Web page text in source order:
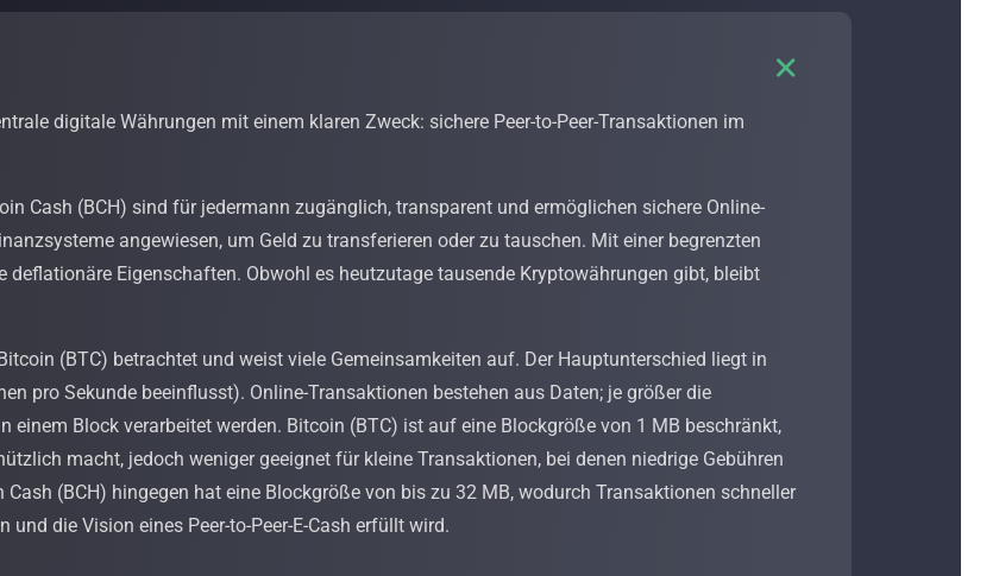

digitale Währungen mit einem klaren Zweck: sichere Peer-to-Peer-Transaktionen im
Cash (BCH) sind für jedermann zugänglich, transparent und ermöglichen sichere Online-
angewiesen, um Geld zu transferieren oder zu tauschen. Mit einer begrenzten
Eigenschaften. Obwohl es heutzutage tausende Kryptowährungen gibt, bleibt
(BTC) betrachtet und weist viele Gemeinsamkeiten auf. Der Hauptunterschied liegt in
pro Sekunde beeinflusst). Online-Transaktionen bestehen aus Daten; je größer die
einem Block verarbeitet werden. Bitcoin (BTC) ist auf eine Blockgröße von 1 MB beschränkt,
macht, jedoch weniger geeignet für kleine Transaktionen, bei denen niedrige Gebühren
(BCH) hingegen hat eine Blockgröße von bis zu 32 MB, wodurch Transaktionen schneller
die Vision eines Peer-to-Peer-E-Cash erfüllt wird.